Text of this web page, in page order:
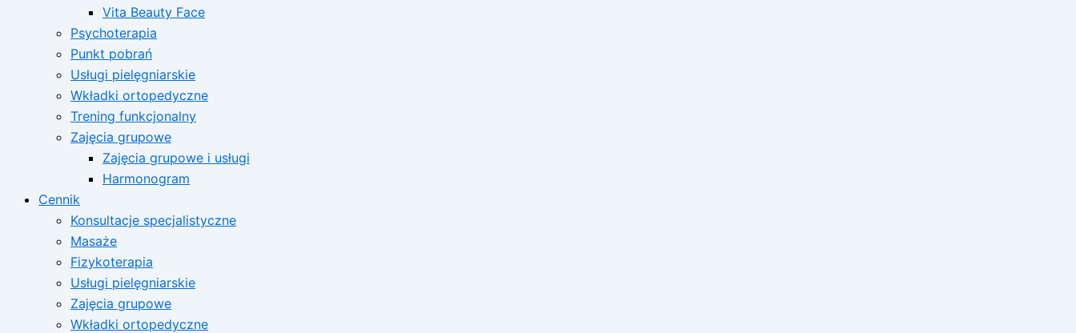
Vita Beauty Face
Psychoterapia
Punkt pobrań
Usługi pielęgniarskie
Wkładki ortopedyczne
Trening funkcjonalny
Zajęcia grupowe
Zajęcia grupowe i usługi
Harmonogram
Cennik
Konsultacje specjalistyczne
Masaże
Fizykoterapia
Usługi pielęgniarskie
Zajęcia grupowe
Wkładki ortopedyczne